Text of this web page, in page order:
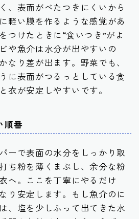
、表面がべたつきにくいから
軽い膜を作るような感覚があ
つけたときに“食いつき”がよ
や魚介は水分が出やすいの
なり差が出ます。野菜でも、
に表面がつるっとしている食
衣が安定しやすいです。
順番
ーで表面の水分をしっかり取
ち粉を薄くまぶし、余分な粉
へ。ここを丁寧にやるだけ
り安定します。もし魚介のに
、塩を少しふって出てきた水